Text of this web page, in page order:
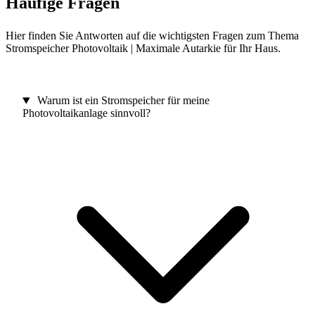
Hier finden Sie Antworten auf die wichtigsten Fragen zum Thema
Stromspeicher Photovoltaik | Maximale Autarkie für Ihr Haus.
Warum ist ein Stromspeicher für meine
Photovoltaikanlage sinnvoll?